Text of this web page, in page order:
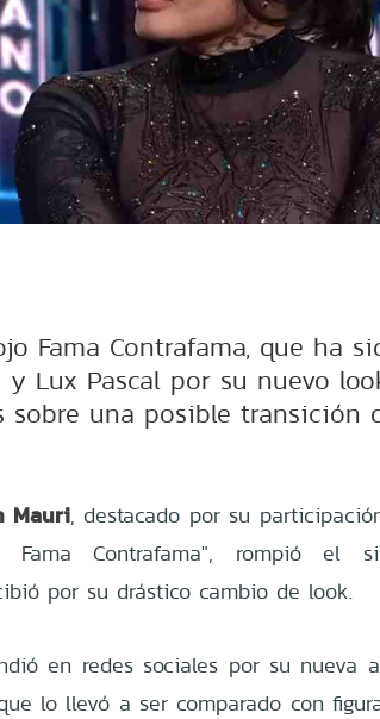
Fama Contrafama, que ha
y Lux Pascal por su nuevo
sobre una posible transición
Mauri, destacado por su
Fama Contrafama", rompió el
por su drástico cambio de look.
en redes sociales por su nueva
lo llevó a ser comparado con